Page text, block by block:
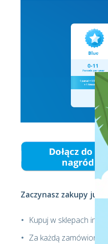
Zaczynasz zakupy już
Kupuj w sklepach
Za każdą zamówioną